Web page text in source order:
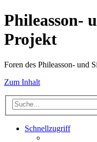
Phileasson-
Projekt
Foren des Phileasson- und
Zum Inhalt
Schnellzugriff